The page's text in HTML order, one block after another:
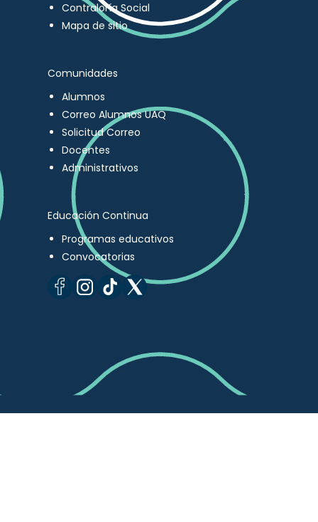
Contraloría Social
Mapa de sitio
Comunidades
Alumnos
Correo Alumnos UAQ
Solicitud Correo
Docentes
Administrativos
Educación Continua
Programas educativos
Convocatorias